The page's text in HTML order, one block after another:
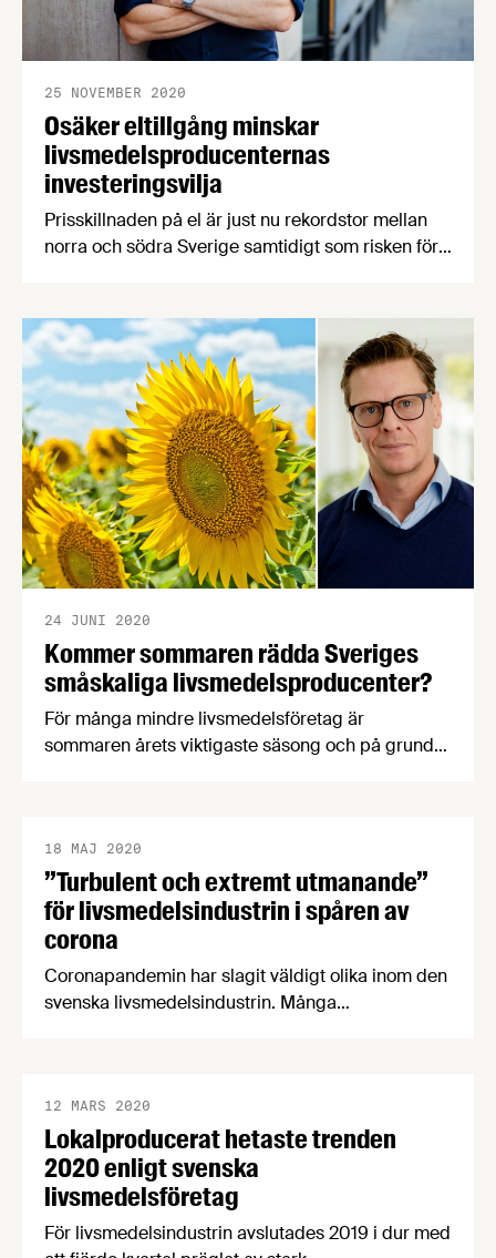
Osäker eltillgång minskar
livsmedelsproducenternas
investeringsvilja
25 NOVEMBER 2020
Prisskillnaden på el är just nu rekordstor mellan
norra och södra Sverige samtidigt som risken för
Livsmedelsföretagens senaste undersökning.
Kommer sommaren rädda Sveriges
småskaliga livsmedelsproducenter?
24 JUNI 2020
För många mindre livsmedelsföretag är
sommaren årets viktigaste säsong och på grund
visar Livsmedelsföretagens undersökning.
”Turbulent och extremt utmanande”
för livsmedelsindustrin i spåren av
corona
18 MAJ 2020
Coronapandemin har slagit väldigt olika inom den
svenska livsmedelsindustrin. Många
tvärstannade i mars, och för företag med
försäljning till hotell och restaurang så har våren
varit nattsvart, visar Livsmedelsföretagens
konjunkturbrev för Q1 2020.
Lokalproducerat hetaste trenden
2020 enligt svenska
livsmedelsföretag
12 MARS 2020
För livsmedelsindustrin avslutades 2019 i dur med